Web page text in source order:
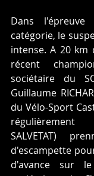
Dans
catégorie, le
intense. A 20
récent
sociétaire du
Guillaume
du Vélo-Sport
SALVETAT)
d'escampette
d'avance sur